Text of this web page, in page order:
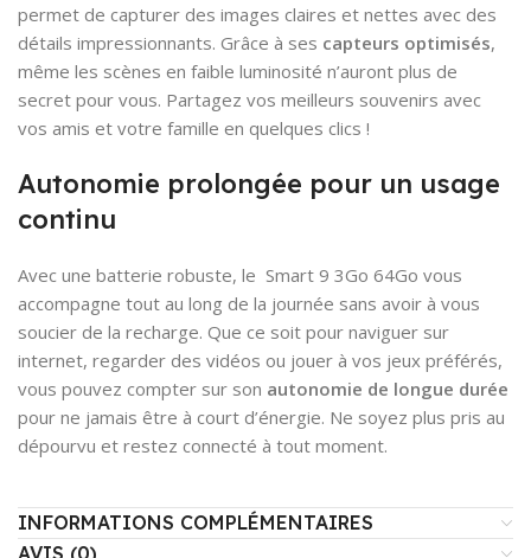
permet de capturer des images claires et nettes avec des
détails impressionnants. Grâce à ses capteurs optimisés,
même les scènes en faible luminosité n’auront plus de
secret pour vous. Partagez vos meilleurs souvenirs avec
vos amis et votre famille en quelques clics !
Autonomie prolongée pour un usage
continu
Avec une batterie robuste, le Smart 9 3Go 64Go vous
accompagne tout au long de la journée sans avoir à vous
soucier de la recharge. Que ce soit pour naviguer sur
internet, regarder des vidéos ou jouer à vos jeux préférés,
vous pouvez compter sur son autonomie de longue durée
pour ne jamais être à court d’énergie. Ne soyez plus pris au
dépourvu et restez connecté à tout moment.
INFORMATIONS COMPLÉMENTAIRES